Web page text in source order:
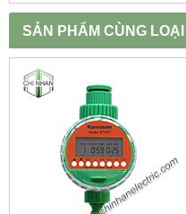
SẢN PHẨM CÙNG LOẠI